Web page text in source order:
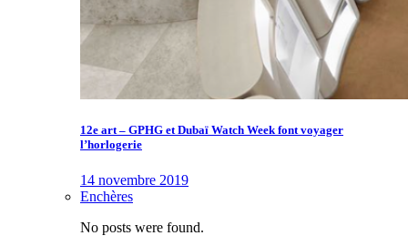
12e art – GPHG et Dubaï Watch Week font voyager
l’horlogerie
14 novembre 2019
Enchères
No posts were found.